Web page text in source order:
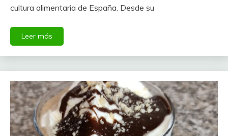
cultura alimentaria de España. Desde su
Leer más